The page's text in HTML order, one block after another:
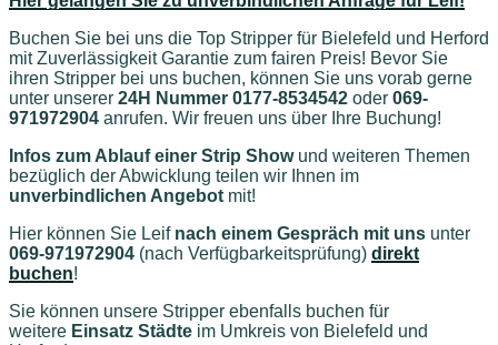
Buchen Sie bei uns die Top Stripper für Bielefeld und Herford
mit Zuverlässigkeit Garantie zum fairen Preis! Bevor Sie
ihren Stripper bei uns buchen, können Sie uns vorab gerne
unter unserer 24H Nummer 0177-8534542 oder 069-
971972904 anrufen. Wir freuen uns über Ihre Buchung!
Infos zum Ablauf einer Strip Showund weiteren Themen
bezüglich der Abwicklung teilen wir Ihnen im
unverbindlichen Angebot mit!
Hier können Sie Leif nach einem Gespräch mit uns unter
069-971972904 (nach Verfügbarkeitsprüfung) direkt
buchen!
Sie können unsere Stripper ebenfalls buchen für
weitere Einsatz Städte im Umkreis von Bielefeld und